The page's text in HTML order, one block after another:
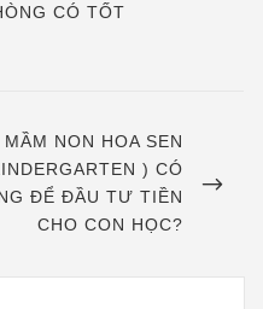
CÓ TỐT
NON HOA SEN
) CÓ
ĐỂ ĐẦU TƯ TIỀN
CHO CON HỌC?